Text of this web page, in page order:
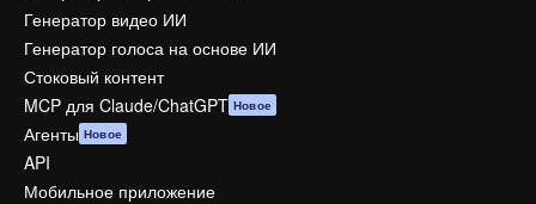
Генератор видео ИИ
Генератор голоса на основе ИИ
Стоковый контент
MCP для Claude/ChatGPT Новое
Агенты Новое
API
Мобильное приложение